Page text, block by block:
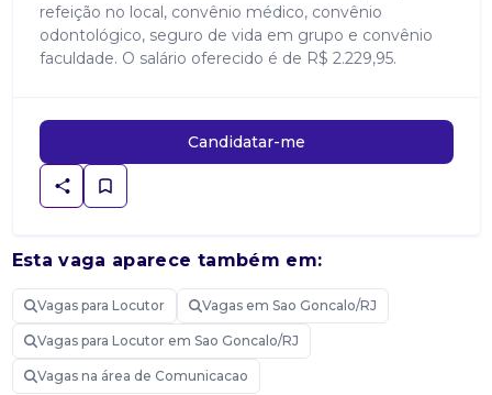
refeição no local, convênio médico, convênio
odontológico, seguro de vida em grupo e convênio
faculdade. O salário oferecido é de R$ 2.229,95.
Candidatar-me
Esta vaga aparece também em:
Vagas para Locutor Vagas em Sao Goncalo/RJ
Vagas para Locutor em Sao Goncalo/RJ
Vagas na área de Comunicacao